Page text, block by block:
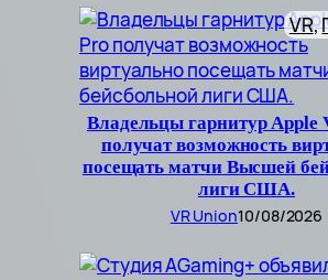
Владельцы гарнитур Apple
получат возможность
посещать матчи Высшей
лиги США.
VR,
VR Union10/08/2026